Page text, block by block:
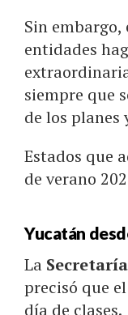
Sin
entidades
siempre que
de los planes
Estados que
de verano
Yucatán
La
precisó que
día de clases.